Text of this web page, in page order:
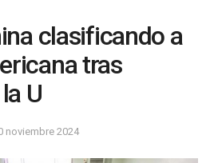
clasificando a
tras
U
noviembre 2024